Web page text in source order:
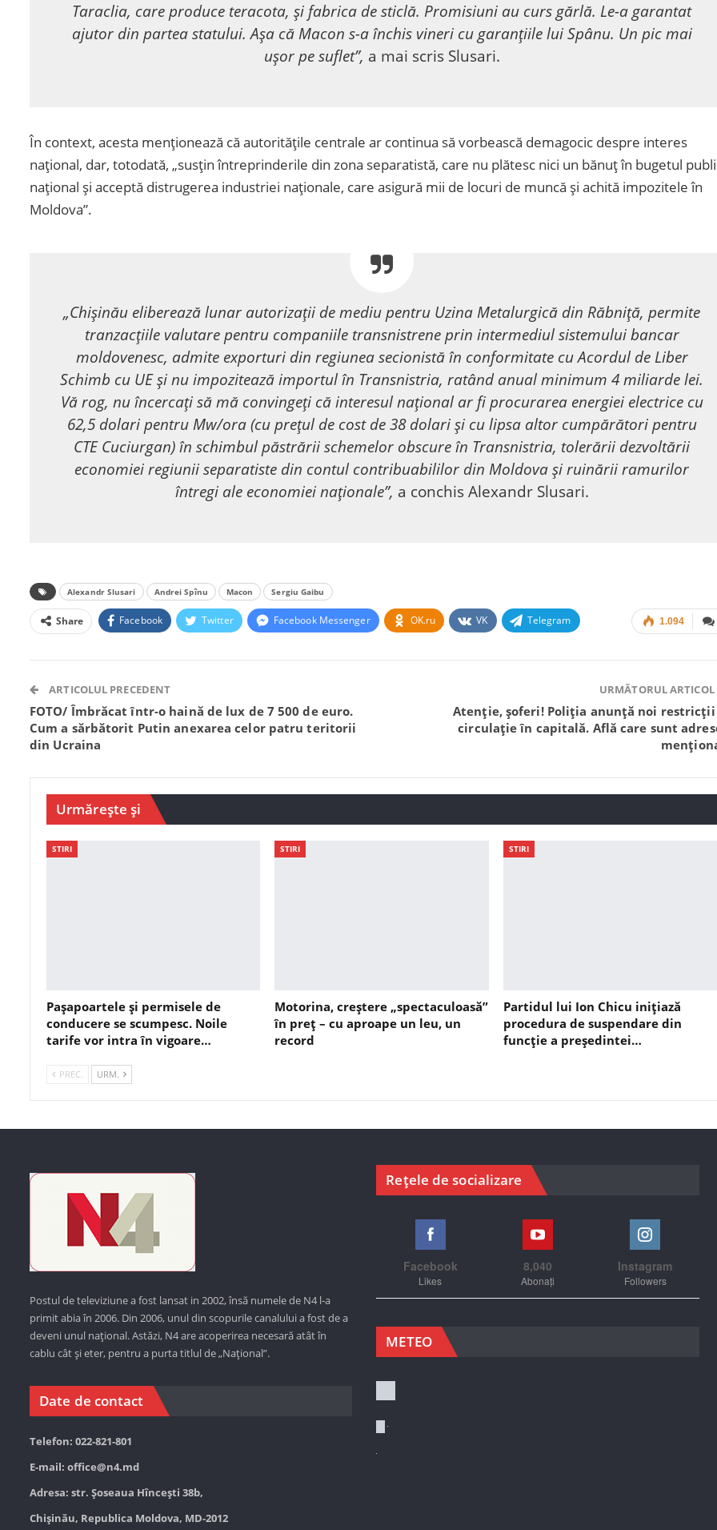
Taraclia, care produce teracota, și fabrica de sticlă. Promisiuni au curs gărlă. Le-a garantat
ajutor din partea statului. Așa că Macon s-a închis vineri cu garanțiile lui Spânu. Un pic mai
ușor pe suflet”, a mai scris Slusari.
În context, acesta menționează că autoritățile centrale ar continua să vorbească demagocic despre interes
național, dar, totodată, „susțin întreprinderile din zona separatistă, care nu plătesc nici un bănuț în bugetul
național și acceptă distrugerea industriei naționale, care asigură mii de locuri de muncă și achită impozitele în
Moldova”.
„Chișinău eliberează lunar autorizații de mediu pentru Uzina Metalurgică din Răbniță, permite
tranzacțiile valutare pentru companiile transnistrene prin intermediul sistemului bancar
moldovenesc, admite exporturi din regiunea secionistă în conformitate cu Acordul de Liber
Schimb cu UE și nu impozitează importul în Transnistria, ratând anual minimum 4 miliarde lei.
Vă rog, nu încercați să mă convingeți că interesul național ar fi procurarea energiei electrice cu
62,5 dolari pentru Mw/ora (cu prețul de cost de 38 dolari și cu lipsa altor cumpărători pentru
CTE Cuciurgan) în schimbul păstrării schemelor obscure în Transnistria, tolerării dezvoltării
economiei regiunii separatiste din contul contribuabililor din Moldova și ruinării ramurilor
întregi ale economiei naționale”, a conchis Alexandr Slusari.
Alexandr Slusari Andrei Spînu Macon Sergiu Gaibu
1.094
Share Facebook Twitter Facebook Messenger OK.ru VK Telegram
ARTICOLUL PRECEDENT
FOTO/ Îmbrăcat într-o haină de lux de 7 500 de euro.
Cum a sărbătorit Putin anexarea celor patru teritorii
din Ucraina
URMĂTORUL ARTICOL
Atenție, șoferi! Poliția anunță noi restricții
circulație în capitală. Află care sunt
Urmărește și
STIRI
Pașapoartele și permisele de
conducere se scumpesc. Noile
tarife vor intra în vigoare…
STIRI
Motorina, creștere „spectaculoasă”
în preț – cu aproape un leu, un
record
STIRI
Partidul lui Ion Chicu inițiază
procedura de suspendare din
funcție a președintei…
PREC. URM.
Postul de televiziune a fost lansat in 2002, însă numele de N4 l-a
primit abia în 2006. Din 2006, unul din scopurile canalului a fost de a
deveni unul național. Astăzi, N4 are acoperirea necesară atât în
cablu cât și eter, pentru a purta titlul de „Național”.
Date de contact
Telefon: 022-821-801
E-mail: office@n4.md
Adresa: str. Șoseaua Hînceşti 38b,
Chișinău, Republica Moldova, MD-2012
Rețele de socializare
Facebook
Likes
8,040
Abonați
Instagram
Followers
METEO